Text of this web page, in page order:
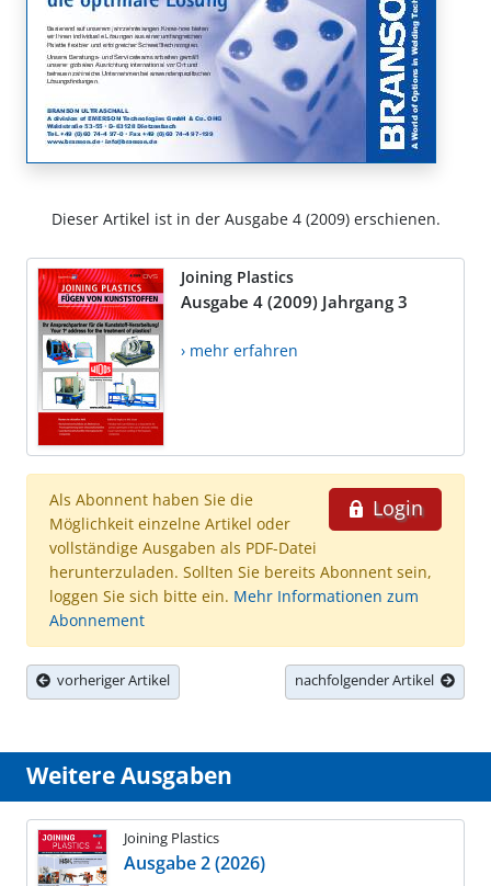
Dieser Artikel ist in der Ausgabe 4 (2009) erschienen.
Joining Plastics
Ausgabe 4 (2009) Jahrgang 3
› mehr erfahren
Login
Als Abonnent haben Sie die
Möglichkeit einzelne Artikel oder
vollständige Ausgaben als PDF-Datei
herunterzuladen. Sollten Sie bereits Abonnent sein,
loggen Sie sich bitte ein. Mehr Informationen zum
Abonnement
vorheriger Artikel nachfolgender Artikel
Weitere Ausgaben
Joining Plastics
Ausgabe 2 (2026)